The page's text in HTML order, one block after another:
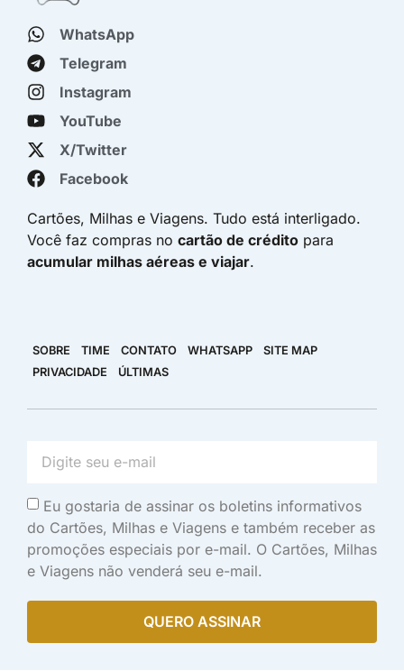
WhatsApp
Telegram
Instagram
YouTube
X/Twitter
Facebook
Cartões, Milhas e Viagens. Tudo está interligado.
Você faz compras no cartão de crédito para
acumular milhas aéreas e viajar.
SOBRE TIME CONTATO WHATSAPP
SITE MAP
PRIVACIDADE
ÚLTIMAS
Eu gostaria de assinar os boletins informativos
do Cartões, Milhas e Viagens e também receber as
promoções especiais por e-mail. O Cartões, Milhas
e Viagens não venderá seu e-mail.
QUERO ASSINAR